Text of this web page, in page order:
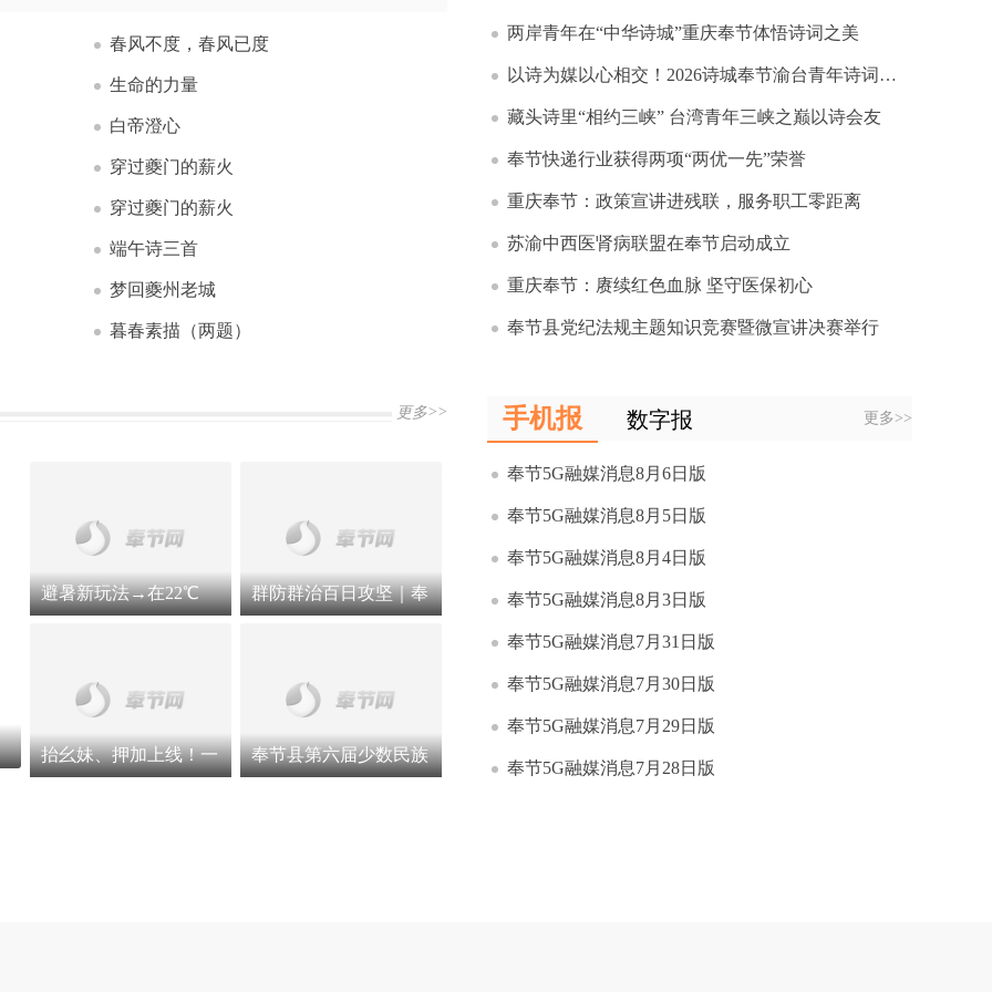
春风不度，春风已度
生命的力量
白帝澄心
穿过夔门的薪火
穿过夔门的薪火
端午诗三首
梦回夔州老城
暮春素描（两题）
两岸青年在“中华诗城”重庆奉节体悟诗词之美
以诗为媒以心相交！2026诗城奉节渝台青年诗词会举行
藏头诗里“相约三峡” 台湾青年三峡之巅以诗会友
奉节快递行业获得两项“两优一先”荣誉
重庆奉节：政策宣讲进残联，服务职工零距离
苏渝中西医肾病联盟在奉节启动成立
重庆奉节：赓续红色血脉 坚守医保初心
奉节县党纪法规主题知识竞赛暨微宣讲决赛举行
更多>>
避暑新玩法→在22℃
泡泡跑
群防群治百日攻坚｜奉
动 全力保障人民群众
抬幺妹、押加上线！一
奉节县第六届少数民族
手机报 数字报 更多>>
奉节5G融媒消息8月6日版
奉节5G融媒消息8月5日版
奉节5G融媒消息8月4日版
奉节5G融媒消息8月3日版
奉节5G融媒消息7月31日版
奉节5G融媒消息7月30日版
奉节5G融媒消息7月29日版
奉节5G融媒消息7月28日版